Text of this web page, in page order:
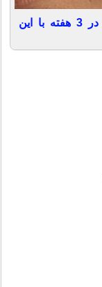
کاهش چشمگیر جای زخم و بخیه فقط در 3 هفته با این